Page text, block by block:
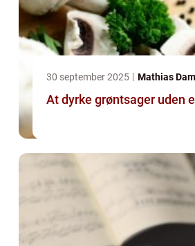
30 september 2025 Mathias
At dyrke grøntsager uden